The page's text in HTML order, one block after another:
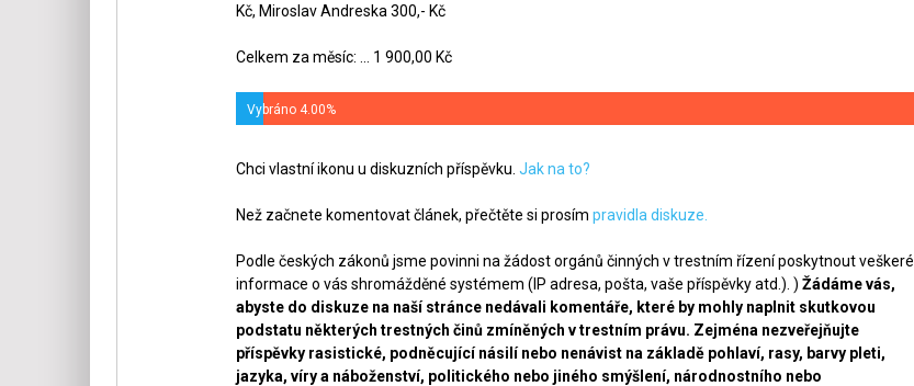
Kč, Miroslav Andreska 300,- Kč
Celkem za měsíc: ... 1 900,00 Kč
Vybráno 4.00%
Chci vlastní ikonu u diskuzních příspěvku. Jak na to?
Než začnete komentovat článek, přečtěte si prosím pravidla diskuze.
Podle českých zákonů jsme povinni na žádost orgánů činných v trestním řízení poskytnout veškeré
informace o vás shromážděné systémem (IP adresa, pošta, vaše příspěvky atd.). ) Žádáme vás,
abyste do diskuze na naší stránce nedávali komentáře, které by mohly naplnit skutkovou
podstatu některých trestných činů zmíněných v trestním právu. Zejména nezveřejňujte
příspěvky rasistické, podněcující násilí nebo nenávist na základě pohlaví, rasy, barvy pleti,
jazyka, víry a náboženství, politického nebo jiného smýšlení, národnostního nebo